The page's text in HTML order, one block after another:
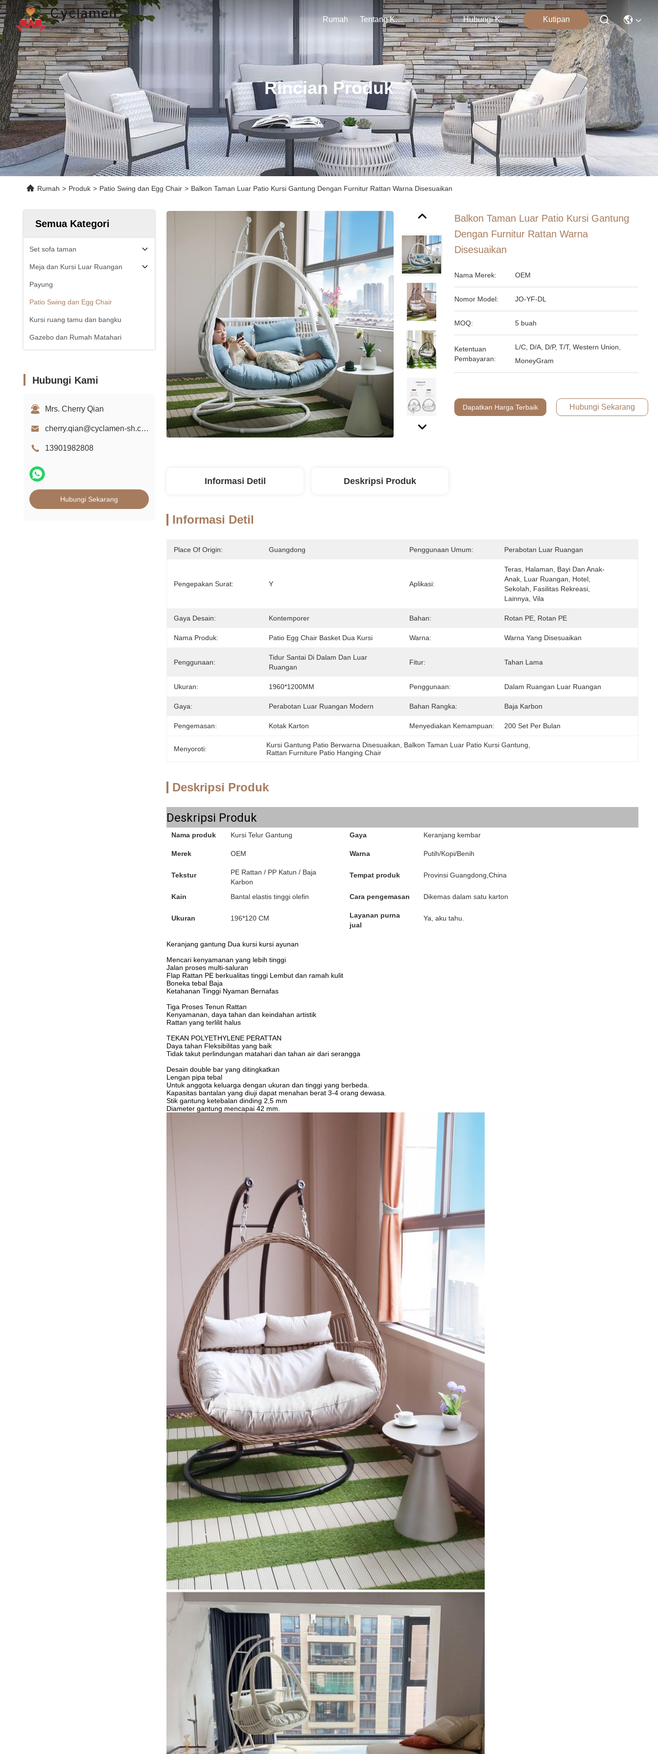
Rumah Tentang Kami Produk Hubungi Kami Kutipan
Rincian Produk
Rumah > Produk > Patio Swing dan Egg Chair > Balkon Taman Luar Patio Kursi Gantung Dengan Furnitur Rattan Warna Disesuaikan
Semua Kategori
Set sofa taman
Meja dan Kursi Luar Ruangan
Payung
Patio Swing dan Egg Chair
Kursi ruang tamu dan bangku
Gazebo dan Rumah Matahari
Hubungi Kami
Mrs. Cherry Qian
cherry.qian@cyclamen-sh.com
13901982808
Hubungi Sekarang
Balkon Taman Luar Patio Kursi Gantung
Dengan Furnitur Rattan Warna
Disesuaikan
Nama Merek: OEM
Nomor Model: JO-YF-DL
MOQ: 5 buah
Ketentuan
Pembayaran:
L/C, D/A, D/P, T/T, Western Union,
MoneyGram
Dapatkan Harga Terbaik Hubungi Sekarang
Informasi Detil Deskripsi Produk
Informasi Detil
Place Of Origin: Guangdong Penggunaan Umum: Perabotan Luar Ruangan
Pengepakan Surat: Y Aplikasi:
Teras, Halaman, Bayi Dan Anak-
Anak, Luar Ruangan, Hotel,
Sekolah, Fasilitas Rekreasi,
Lainnya, Vila
Gaya Desain: Kontemporer Bahan: Rotan PE, Rotan PE
Nama Produk: Patio Egg Chair Basket Dua Kursi Warna: Warna Yang Disesuaikan
Penggunaan:
Tidur Santai Di Dalam Dan Luar
Ruangan
Fitur: Tahan Lama
Ukuran: 1960*1200MM Penggunaan: Dalam Ruangan Luar Ruangan
Gaya: Perabotan Luar Ruangan Modern Bahan Rangka: Baja Karbon
Pengemasan: Kotak Karton Menyediakan Kemampuan: 200 Set Per Bulan
Menyoroti: Kursi Gantung Patio Berwarna Disesuaikan Balkon Taman Luar Patio Kursi Gantung
Rattan Furniture Patio Hanging Chair
Deskripsi Produk
Deskripsi Produk
Nama produk Kursi Telur Gantung Gaya Keranjang kembar
Merek OEM Warna Putih/Kopi/Benih
Tekstur
PE Rattan / PP Katun / Baja
Karbon
Tempat produk Provinsi Guangdong,China
Kain Bantal elastis tinggi olefin Cara pengemasan Dikemas dalam satu karton
Ukuran 196*120 CM
Layanan purna
jual
Ya, aku tahu.
Keranjang gantung Dua kursi kursi ayunan
Mencari kenyamanan yang lebih tinggi
Jalan proses multi-saluran
Flap Rattan PE berkualitas tinggi Lembut dan ramah kulit
Boneka tebal Baja
Ketahanan Tinggi Nyaman Bernafas
Tiga Proses Tenun Rattan
Kenyamanan, daya tahan dan keindahan artistik
Rattan yang terlilit halus
TEKAN POLYETHYLENE PERATTAN
Daya tahan Fleksibilitas yang baik
Tidak takut perlindungan matahari dan tahan air dari serangga
Desain double bar yang ditingkatkan
Lengan pipa tebal
Untuk anggota keluarga dengan ukuran dan tinggi yang berbeda.
Kapasitas bantalan yang diuji dapat menahan berat 3-4 orang dewasa.
Stik gantung ketebalan dinding 2,5 mm
Diameter gantung mencapai 42 mm.